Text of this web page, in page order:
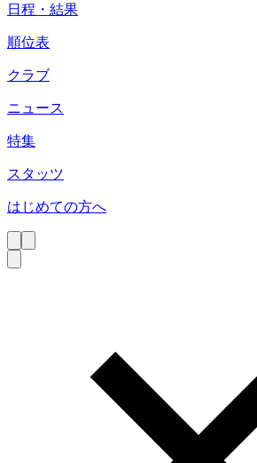
日程・結果
順位表
クラブ
ニュース
特集
スタッツ
はじめての方へ